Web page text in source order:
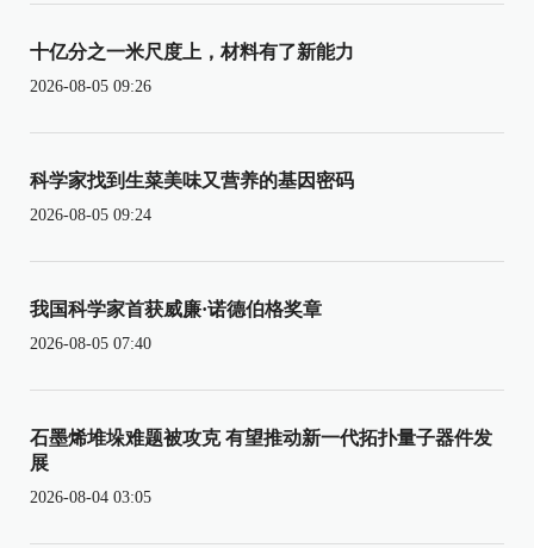
十亿分之一米尺度上，材料有了新能力
2026-08-05 09:26
科学家找到生菜美味又营养的基因密码
2026-08-05 09:24
我国科学家首获威廉·诺德伯格奖章
2026-08-05 07:40
石墨烯堆垛难题被攻克 有望推动新一代拓扑量子器件发
展
2026-08-04 03:05